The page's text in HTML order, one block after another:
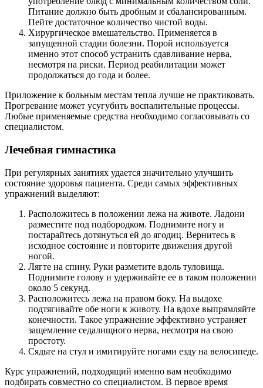
Питание должно быть дробным и сбалансированным.
Пейте достаточное количество чистой воды.
Хирургическое вмешательство. Применяется в
запущенной стадии болезни. Порой используется
именно этот способ устранить сдавливание нерва,
несмотря на риски. Период реабилитации может
продолжаться до года и более.
Приложение к больным местам тепла лучше не практиковать.
Прогревание может усугубить воспалительные процессы.
Любые применяемые средства необходимо согласовывать со
специалистом.
Лечебная гимнастика
При регулярных занятиях удается значительно улучшить
состояние здоровья пациента. Среди самых эффективных
упражнений выделяют:
Расположитесь в положении лежа на животе. Ладони
разместите под подбородком. Поднимите ногу и
постарайтесь дотянуться ей до ягодиц. Вернитесь в
исходное состояние и повторите движения другой
ногой.
Лягте на спину. Руки разметите вдоль туловища.
Поднимите голову и удерживайте ее в таком положении
около 5 секунд.
Расположитесь лежа на правом боку. На выдохе
подтягивайте обе ноги к животу. На вдохе выпрямляйте
конечности. Такое упражнение эффективно устраняет
защемление седалищного нерва, несмотря на свою
простоту.
Сядьте на стул и имитируйте ногами езду на велосипеде.
Курс упражнений, подходящий именно вам необходимо
подбирать совместно со специалистом. В первое время